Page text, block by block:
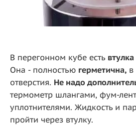
В перегонном кубе есть
Она - полностью герметична, в
отверстия. Не надо
термометр шлангами, фум-
уплотнителями. Жидкость и
пройти через втулку.